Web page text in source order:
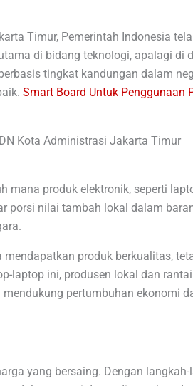
Timur, Pemerintah Indonesia
di bidang teknologi, apalagi di
tingkat kandungan dalam
Smart Board Untuk Penggunaan
mana produk elektronik, seperti
porsi nilai tambah lokal dalam
produk berkualitas,
laptop ini, produsen lokal dan
pertumbuhan ekonomi
yang bersaing. Dengan